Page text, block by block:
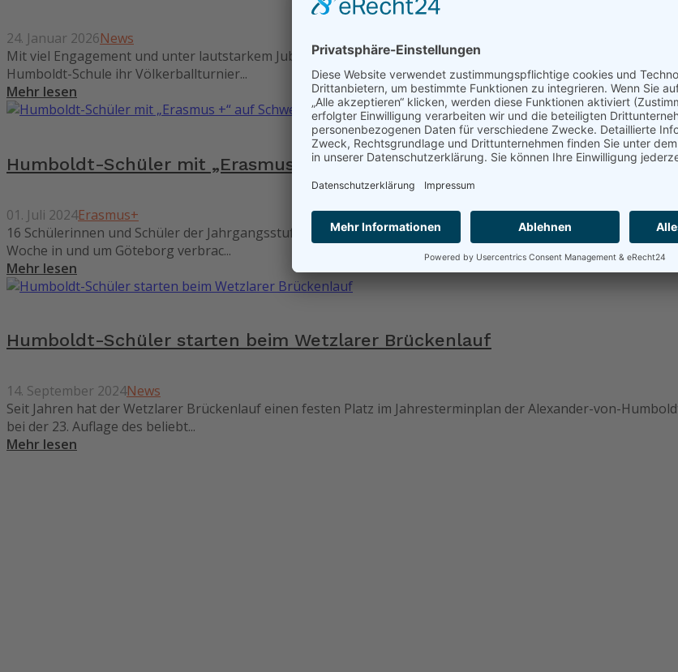
24. Januar 2026News
Mit viel Engagement und unter lautstarkem Jubel über gelungene Aktionen und gewonnene Partien haben
Humboldt-Schule ihr Völkerballturnier...
Mehr lesen
Humboldt-Schüler mit „Erasmus +“ auf Schwedenfahrt
01. Juli 2024Erasmus+
16 Schülerinnen und Schüler der Jahrgangsstufe 9 G der Alexander-von-Humboldt-Schule Aßlar mit ihren
Woche in und um Göteborg verbrac...
Mehr lesen
Humboldt-Schüler starten beim Wetzlarer Brückenlauf
14. September 2024News
Seit Jahren hat der Wetzlarer Brückenlauf einen festen Platz im Jahresterminplan der Alexander-von-
bei der 23. Auflage des beliebt...
Mehr lesen